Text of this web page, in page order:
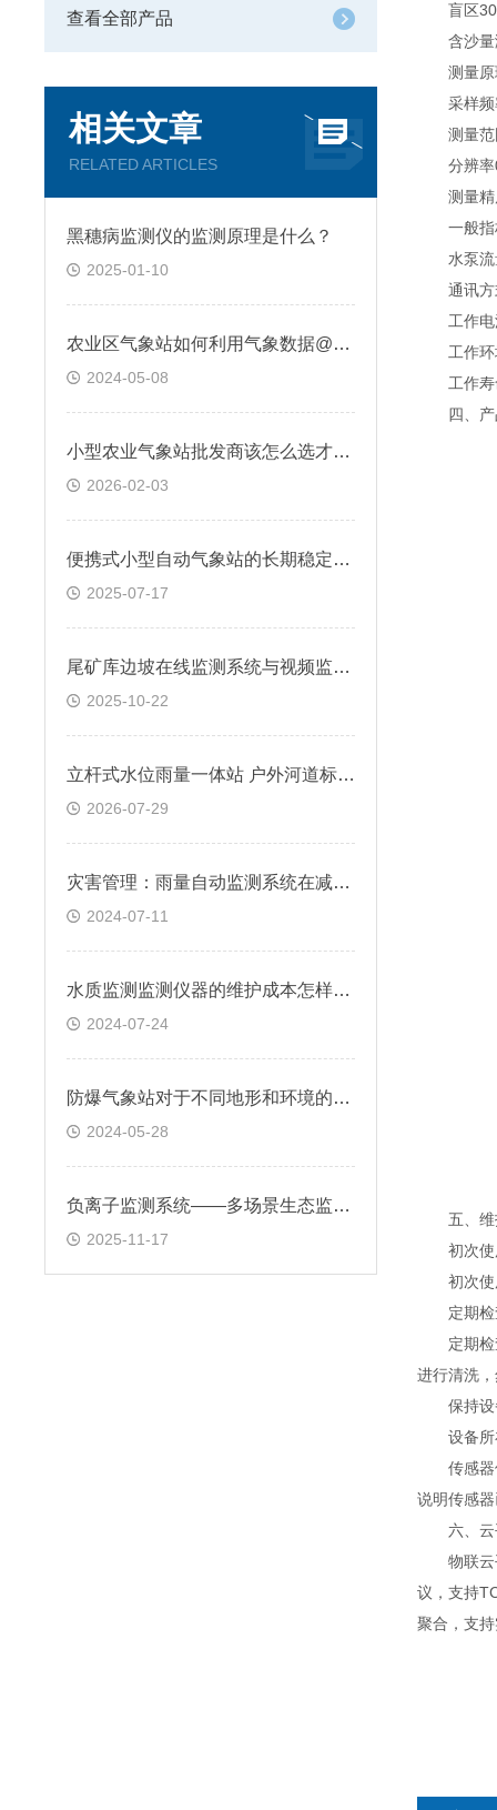
查看全部产品
相关文章
RELATED ARTICLES
黑穗病监测仪的监测原理是什么？
2025-01-10
农业区气象站如何利用气象数据@2024全国顺丰包邮
2024-05-08
小型农业气象站批发商该怎么选才靠谱?
2026-02-03
便携式小型自动气象站的长期稳定性测试
2025-07-17
尾矿库边坡在线监测系统与视频监控如何联动？
2025-10-22
立杆式水位雨量一体站 户外河道标准化监测站点
2026-07-29
灾害管理：雨量自动监测系统在减灾中的关键作用
2024-07-11
水质监测监测仪器的维护成本怎样降低
2024-07-24
防爆气象站对于不同地形和环境的适应性怎样
2024-05-28
负离子监测系统——多场景生态监测的通用方案
2025-11-17
盲区30
含沙量
测量原
采样频
测量范
分辨率
测量精
一般指
水泵流
通讯方
工作电
工作环
工作寿
四、产
五、维
初次使用
初次使用
定期检查
定期检查
进行清洗
保持设备
设备所在
传感器使
说明传感
六、云
物联云平
议，支持
聚合，支